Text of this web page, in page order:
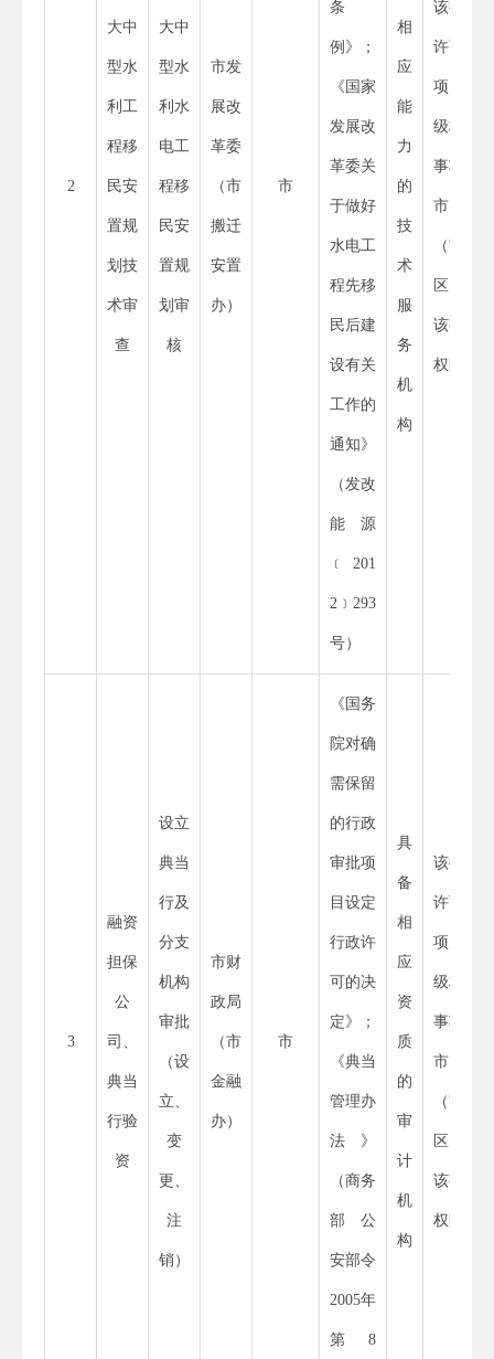
2
大中
型水
利工
程移
民安
置规
划技
术审
查
大中
型水
利水
电工
程移
民安
置规
划审
核
市发
展改
革委
（市
搬迁
安置
办）
市
条
例》；
《国家
发展改
革委关
于做好
水电工
程先移
民后建
设有关
工作的
通知》
（发改
能源
﹝ 201
2 ﹞ 293
号）
相
应
能
力
的
技
术
服
务
机
构
该行政
许可事
项为省
级权限
事项，
市、县
（市、
区）无
该事项
权限
3
融资
担保
公
司、
典当
行验
资
设立
典当
行及
分支
机构
审批
（设
立、
变
更、
注
销）
市财
政局
（市
金融
办）
市
《国务
院对确
需保留
的行政
审批项
目设定
行政许
可的决
定》；
《典当
管理办
法》
（商务
部 公
安部令
2005年
第 8
具
备
相
应
资
质
的
审
计
机
构
该行政
许可事
项为省
级权限
事项，
市、县
（市、
区）无
该事项
权限